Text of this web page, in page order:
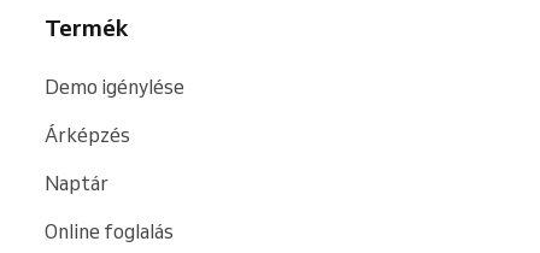
Termék
Demo igénylése
Árképzés
Naptár
Online foglalás